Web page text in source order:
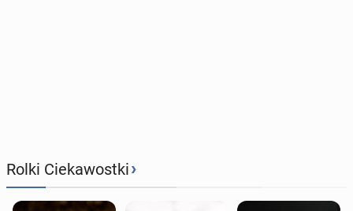
Rolki Ciekawostki›